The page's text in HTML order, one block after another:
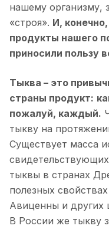
нашему организму,
«строя». И,
продукты нашего
приносили пользу
Тыква – это
страны продукт:
пожалуй, каждый.
тыкву на
Существует масса
тыквы в странах
полезных
Авиценны и других
В России же тыкву